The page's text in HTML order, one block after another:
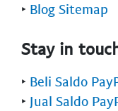
‣ Blog Sitemap
Stay in
‣ Beli Saldo
‣ Jual Saldo